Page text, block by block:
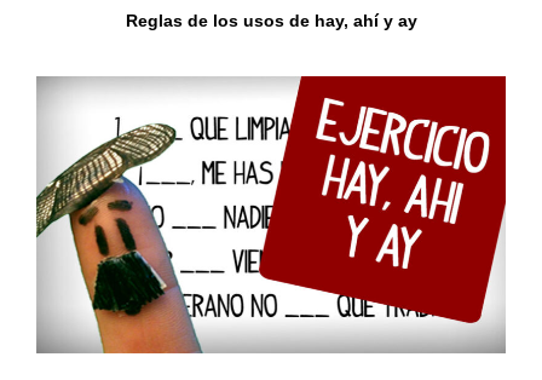
Reglas de los usos de hay, ahí y ay